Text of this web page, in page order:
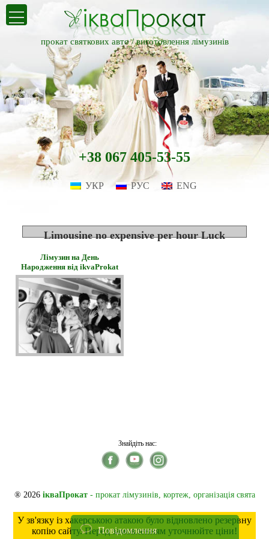
прокат святкових авто /виготовлення лімузинів
+38 067 405-53-55
УКР РУС ENG
Limousine no expensive per hour Luck
Лімузин на День
Народження від ikvaProkat
Знайдіть нас:
® 2026 ікваПрокат- прокат лімузинів, кортеж, організація свята
У зв'язку із хакерською атакою було відновлено резервну
копію сайту. Перед замовленням уточнюйте ціни!
Повідомлення